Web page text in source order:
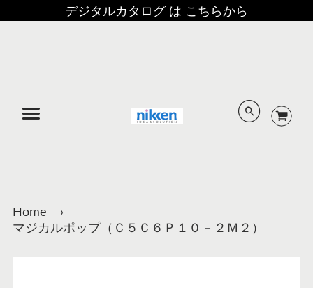
デジタルカタログ は こちらから
Home
›
マジカルポップ（Ｃ５Ｃ６Ｐ１０－２Ｍ２）